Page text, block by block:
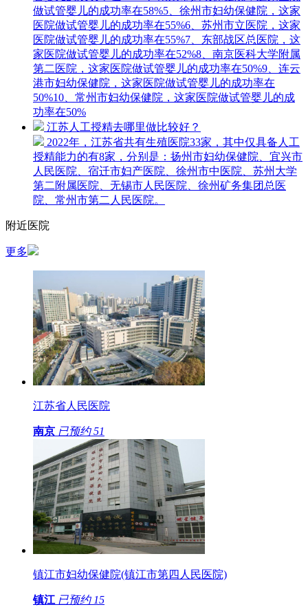
做试管婴儿的成功率在58%5、徐州市妇幼保健院，这家
医院做试管婴儿的成功率在55%6、苏州市立医院，这家
医院做试管婴儿的成功率在55%7、东部战区总医院，这
家医院做试管婴儿的成功率在52%8、南京医科大学附属
第二医院，这家医院做试管婴儿的成功率在50%9、连云
港市妇幼保健院，这家医院做试管婴儿的成功率在
50%10、常州市妇幼保健院，这家医院做试管婴儿的成
功率在50%
江苏人工授精去哪里做比较好？
2022年，江苏省共有生殖医院33家，其中仅具备人工
授精能力的有8家，分别是：扬州市妇幼保健院、宜兴市
人民医院、宿迁市妇产医院、徐州市中医院、苏州大学
第二附属医院、无锡市人民医院、徐州矿务集团总医
院、常州市第二人民医院。
附近医院
更多
江苏省人民医院
南京 已预约 51
镇江市妇幼保健院(镇江市第四人民医院)
镇江 已预约 15